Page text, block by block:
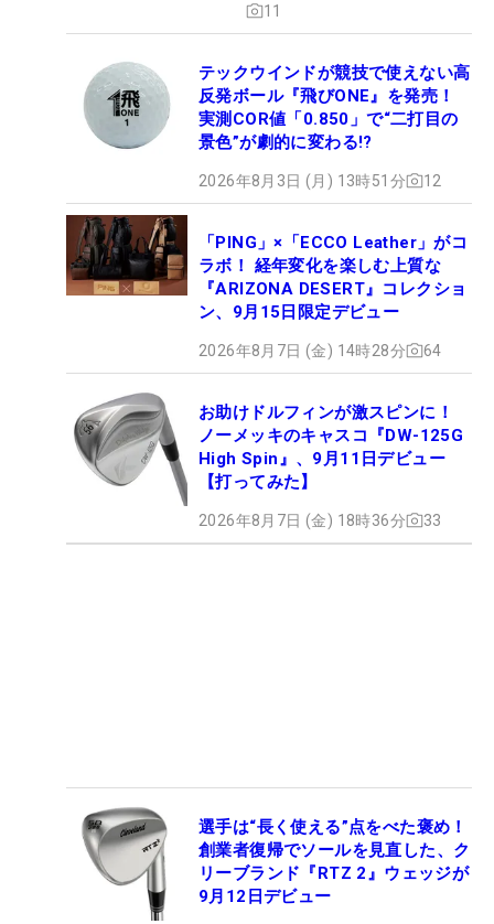
11
テックウインドが競技で使えない高
反発ボール『飛びONE』を発売！
実測COR値「0.850」で“二打目の
景色”が劇的に変わる!?
2026年8月3日 (月) 13時51分 12
「PING」×「ECCO Leather」がコ
ラボ！ 経年変化を楽しむ上質な
『ARIZONA DESERT』コレクショ
ン、9月15日限定デビュー
2026年8月7日 (金) 14時28分 64
お助けドルフィンが激スピンに！
ノーメッキのキャスコ『DW-125G
High Spin』、9月11日デビュー
【打ってみた】
2026年8月7日 (金) 18時36分 33
選手は“長く使える”点をべた褒め！
創業者復帰でソールを見直した、ク
リーブランド『RTZ 2』ウェッジが
9月12日デビュー